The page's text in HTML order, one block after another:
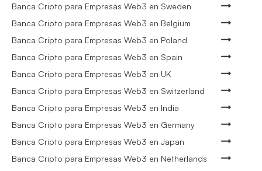
Banca Cripto para Empresas Web3 en Sweden
Banca Cripto para Empresas Web3 en Belgium
Banca Cripto para Empresas Web3 en Poland
Banca Cripto para Empresas Web3 en Spain
Banca Cripto para Empresas Web3 en UK
Banca Cripto para Empresas Web3 en Switzerland
Banca Cripto para Empresas Web3 en India
Banca Cripto para Empresas Web3 en Germany
Banca Cripto para Empresas Web3 en Japan
Banca Cripto para Empresas Web3 en Netherlands